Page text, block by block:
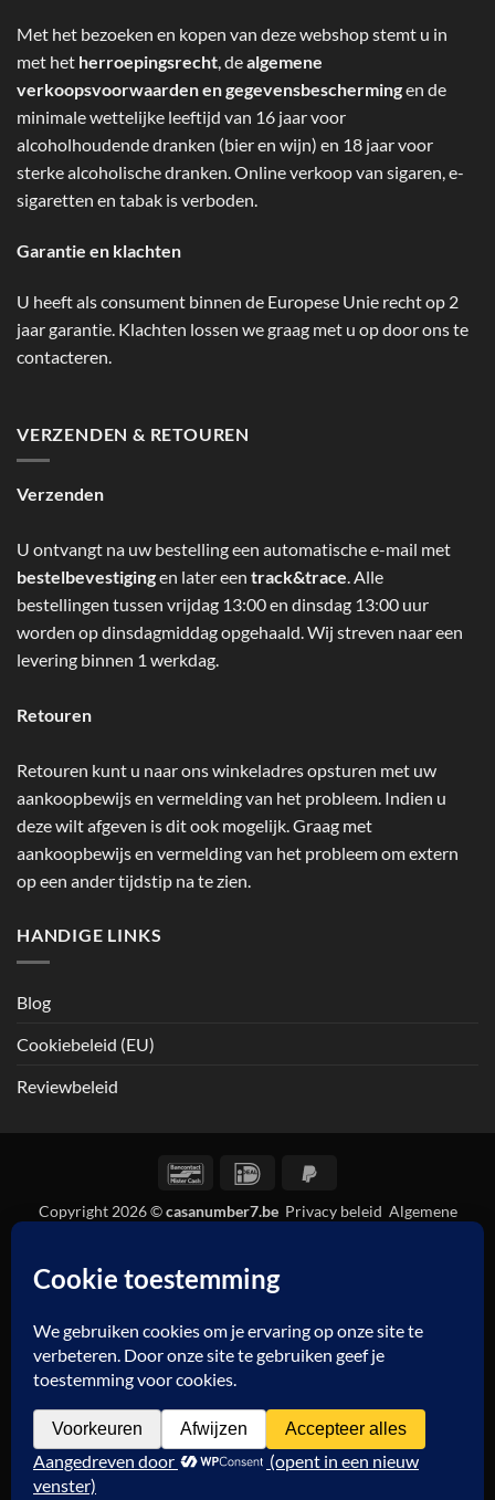
Met het bezoeken en kopen van deze webshop stemt u in
met het herroepingsrecht, dealgemene
verkoopsvoorwaarden en gegevensbeschermingen de
minimale wettelijke leeftijd van 16 jaar voor
alcoholhoudende dranken (bier en wijn) en 18 jaar voor
sterke alcoholische dranken. Online verkoop van sigaren, e-
sigaretten en tabak is verboden.
Garantie en klachten
U heeft als consument binnen de Europese Unie recht op 2
jaar garantie. Klachten lossen we graag met u op door ons te
contacteren.
VERZENDEN & RETOUREN
Verzenden
U ontvangt na uw bestelling een automatische e-mail met
bestelbevestigingen later een track&trace. Alle
bestellingen tussen vrijdag 13:00 en dinsdag 13:00 uur
worden op dinsdagmiddag opgehaald. Wij streven naar een
levering binnen 1 werkdag.
Retouren
Retouren kunt u naar ons winkeladres opsturen met uw
aankoopbewijs en vermelding van het probleem. Indien u
deze wilt afgeven is dit ook mogelijk. Graag met
aankoopbewijs en vermelding van het probleem om extern
op een ander tijdstip na te zien.
HANDIGE LINKS
Blog
Cookiebeleid (EU)
Reviewbeleid
BancontactIDeal
Copyright 2026 ©casanumber7.be Privacy beleid Algemene